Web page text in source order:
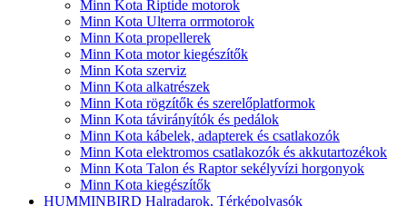
Minn Kota Riptide motorok
Minn Kota Ulterra orrmotorok
Minn Kota propellerek
Minn Kota motor kiegészítők
Minn Kota szerviz
Minn Kota alkatrészek
Minn Kota rögzítők és szerelőplatformok
Minn Kota távirányítók és pedálok
Minn Kota kábelek, adapterek és csatlakozók
Minn Kota elektromos csatlakozók és akkutartozékok
Minn Kota Talon és Raptor sekélyvízi horgonyok
Minn Kota kiegészítők
HUMMINBIRD Halradarok, Térképolvasók